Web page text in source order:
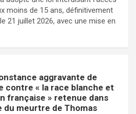
moins de 15 ans, définitivement
21 juillet 2026, avec une mise en
aggravante de
contre « la race blanche et
française » retenue dans
du meurtre de Thomas